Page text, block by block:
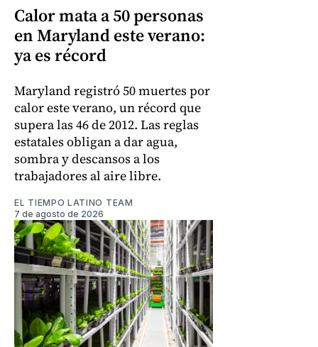
Calor mata a 50 personas
en Maryland este verano:
ya es récord
Maryland registró 50 muertes por
calor este verano, un récord que
supera las 46 de 2012. Las reglas
estatales obligan a dar agua,
sombra y descansos a los
trabajadores al aire libre.
EL TIEMPO LATINO TEAM
7 de agosto de 2026